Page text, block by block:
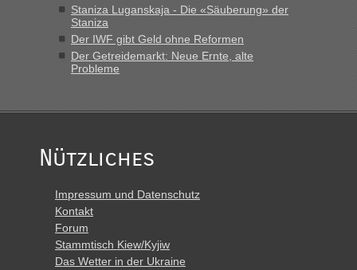
„Derzeit, ist es überall sehr voll an den Grenzen Ukraine/
Polen. Zb. Krakovets 100 PKW ca. 10 h Wartezeit. Wollen
Montag rüber, versuchen es sehr früh.“
Staniza Luganskaja - Die «Säuberung» der
Staniza
Der IWF gibt Geld ohne Reformen
Der Getreidemarkt: Neue Ernte, alte
Probleme
Nützliches
Impressum und Datenschutz
Kontakt
Forum
Stammtisch Kiew/Kyjiw
Das Wetter in der Ukraine